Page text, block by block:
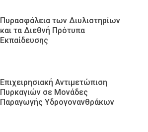
Πυρασφάλεια των Διυλιστηρίων
και τα Διεθνή Πρότυπα
Εκπαίδευσης
Επιχειρησιακή Αντιμετώπιση
Πυρκαγιών σε Μονάδες
Παραγωγής Υδρογονανθράκων